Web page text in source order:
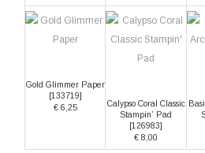
Gold Glimmer Paper
133719
€ 6,25
Calypso Coral Classic
Stampin’ Pad
[126983
€ 8,00